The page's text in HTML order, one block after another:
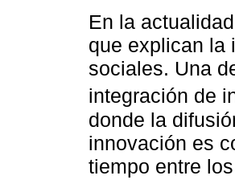
En la
que explican la
sociales. Una
integración de
donde la
innovación es
tiempo entre